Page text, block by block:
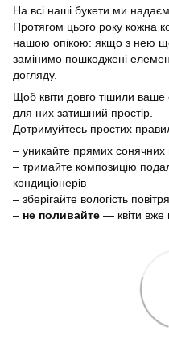
На всі наші букети ми
Протягом цього року кожна
нашою опікою: якщо з нею
замінимо пошкоджені
догляду.
Щоб квіти довго тішили
для них затишний простір.
Дотримуйтесь простих
– уникайте прямих сонячних
– тримайте композицію
кондиціонерів
– зберігайте вологість
– не поливайте — квіти вже